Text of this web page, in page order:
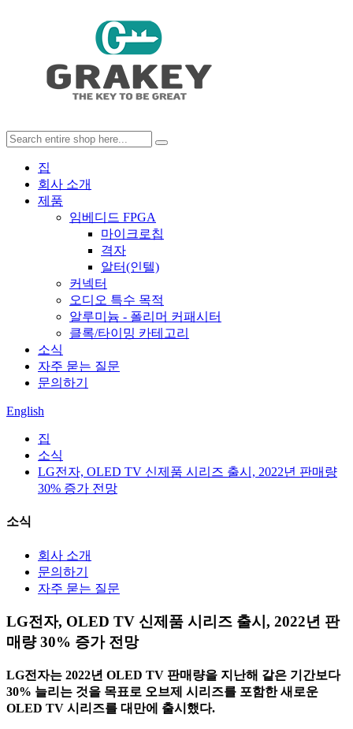
집
회사 소개
제품
임베디드 FPGA
마이크로칩
격자
알터(인텔)
커넥터
오디오 특수 목적
알루미늄 - 폴리머 커패시터
클록/타이밍 카테고리
소식
자주 묻는 질문
문의하기
English
집
소식
LG전자, OLED TV 신제품 시리즈 출시, 2022년 판매량
30% 증가 전망
소식
회사 소개
문의하기
자주 묻는 질문
LG전자, OLED TV 신제품 시리즈 출시, 2022년 판
매량 30% 증가 전망
LG전자는 2022년 OLED TV 판매량을 지난해 같은 기간보다
30% 늘리는 것을 목표로 오브제 시리즈를 포함한 새로운
OLED TV 시리즈를 대만에 출시했다.